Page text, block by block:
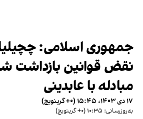
جمهوری اسلامی:
نقض قوانین بازداشت
مبادله با عابدینی
۱۷ دی ۱۴۰۳، ۱۵:۴۵ (‎+۰ گرینویچ)
به‌روزرسانی: ۱۰:۳۵ (‎+۰ گرینویچ)